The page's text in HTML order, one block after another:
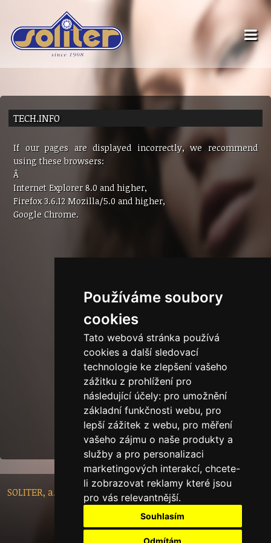
Používáme soubory
cookies
Tato webová stránka používá
cookies a další sledovací
technologie ke zlepšení vašeho
zážitku z prohlížení pro
následující účely: pro umožnění
základní funkčnosti webu, pro
lepší zážitek z webu, pro měření
vašeho zájmu o naše produkty a
služby a pro personalizaci
marketingových interakcí, chcete-
li zobrazovat reklamy které jsou
pro vás relevantnější.
Souhlasím
Odmítám
TECH.INFO
If our pages are displayed incorrectly, we recommend
using these browsers:
Â
Internet Explorer 8.0 and higher,
Firefox 3.6.12 Mozilla/5.0 and higher,
Google Chrome.
SOLITER, a.s. - Nádražní 148/10, 46601 Jablonec nad Nisou,
Czech Republic
Tech.info